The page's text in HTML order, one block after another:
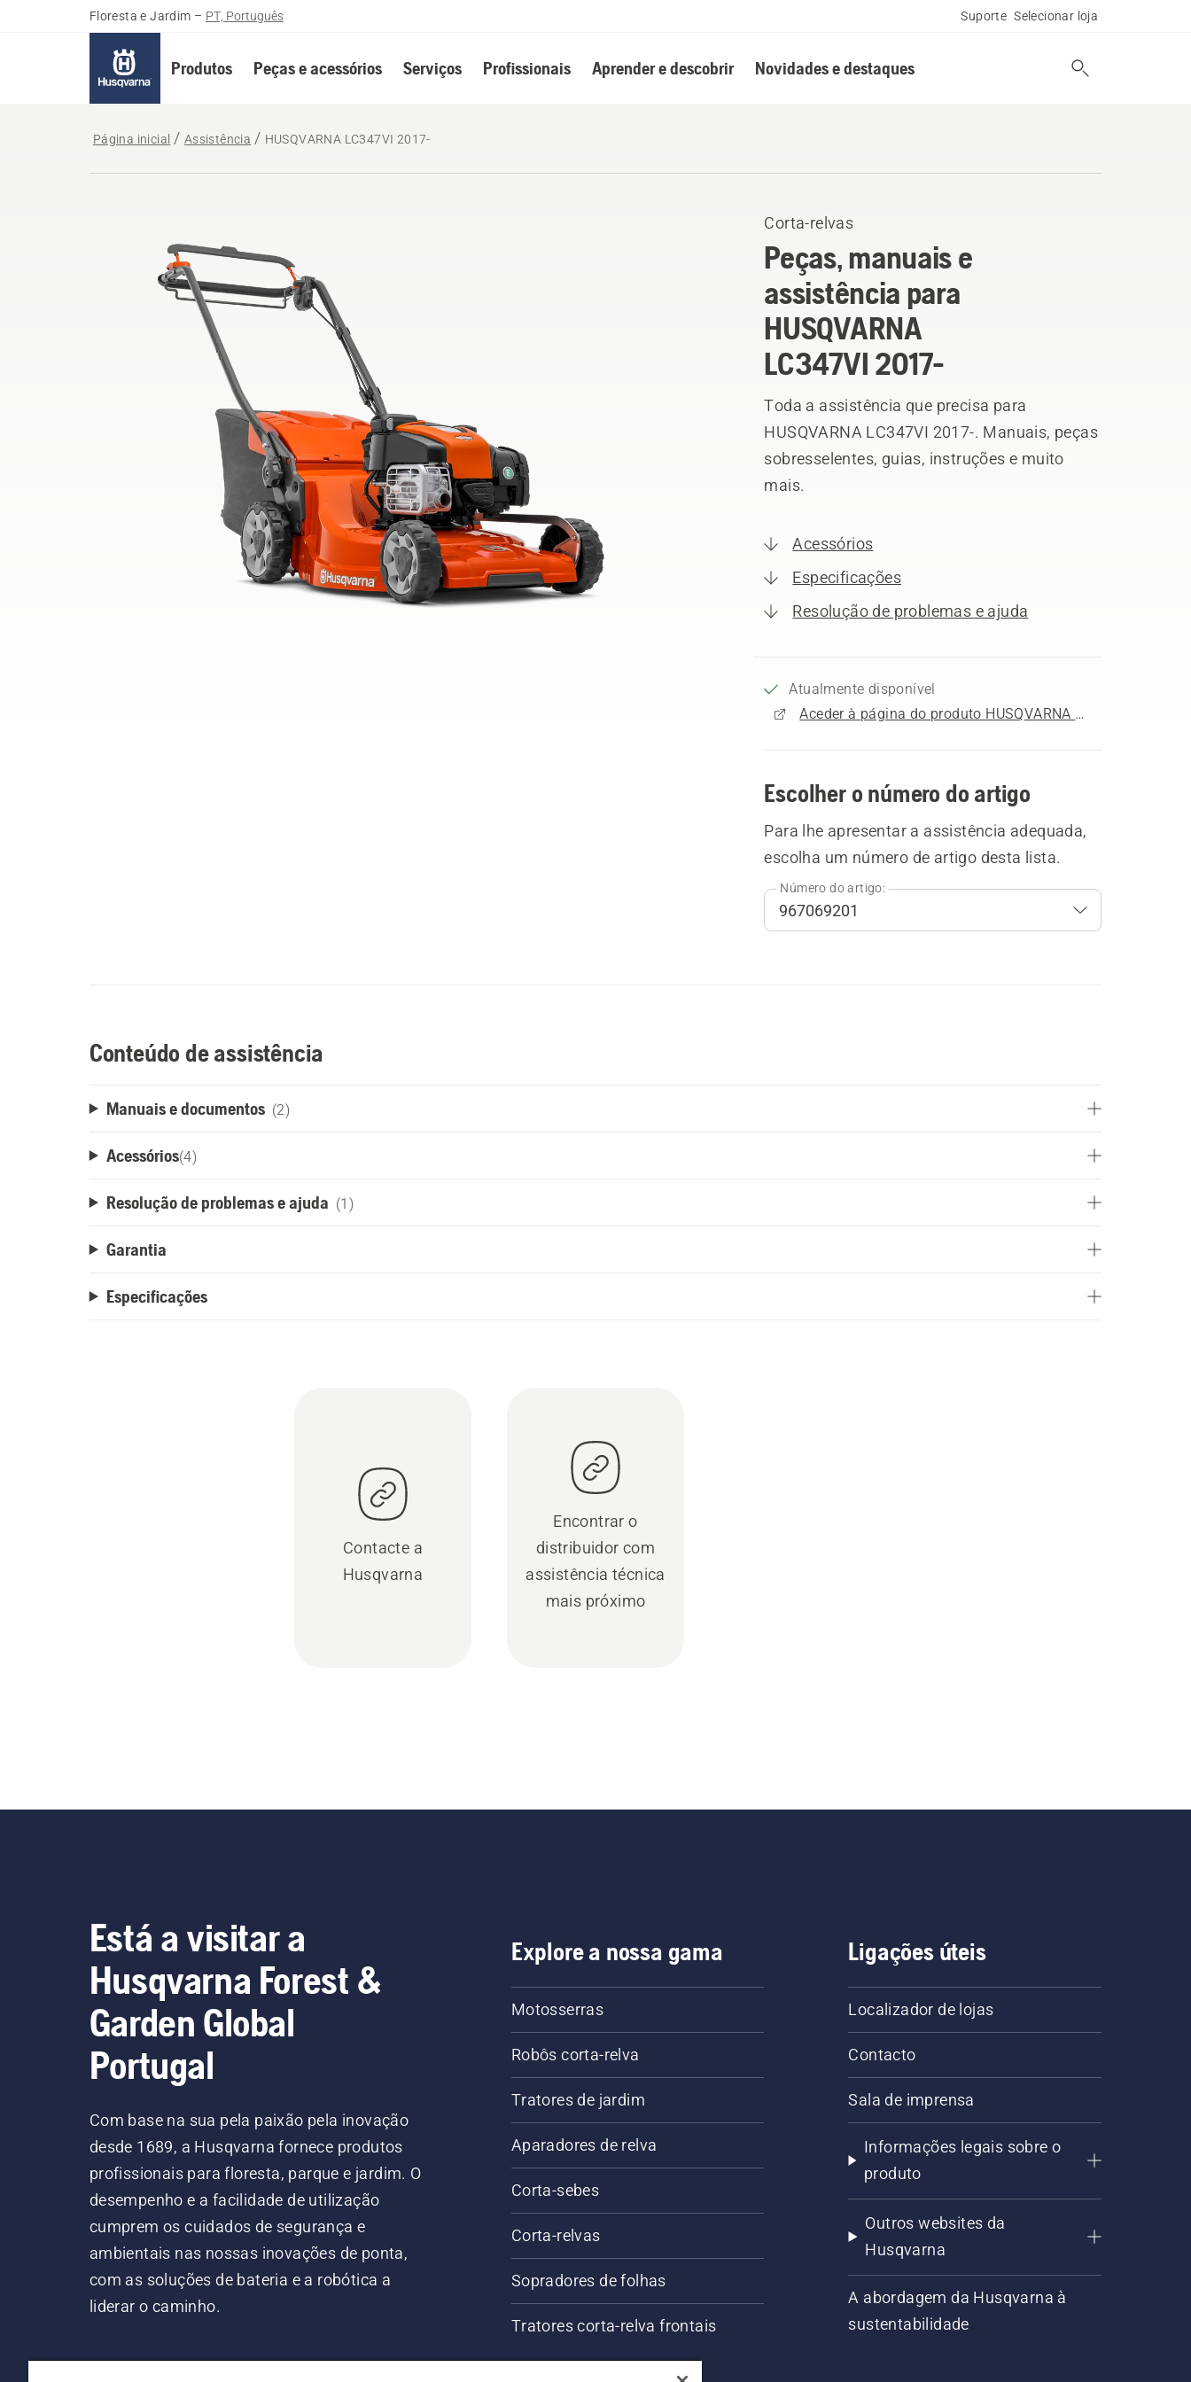
Floresta e Jardim – PT, Português Suporte Selecionar loja
Produtos Peças e acessórios Serviços Profissionais Aprender e descobrir Novidades e destaques
Página inicial Assistência HUSQVARNA LC347VI 2017-
Corta-relvas
Peças, manuais e
assistência para
HUSQVARNA
LC347VI 2017-
Toda a assistência que precisa para
HUSQVARNA LC347VI 2017-. Manuais, peças
sobresselentes, guias, instruções e muito
mais.
Acessórios
Especificações
Resolução de problemas e ajuda
Atualmente disponível
Aceder à página do produto HUSQVARNA LC347VI 2017-
Escolher o número do artigo
Para lhe apresentar a assistência adequada,
escolha um número de artigo desta lista.
Número do artigo:
Conteúdo de assistência
Manuais e documentos (2)
Acessórios(4)
Resolução de problemas e ajuda (1)
Garantia
Especificações
Contacte a
Husqvarna
Encontrar o
distribuidor com
assistência técnica
mais próximo
Está a visitar a
Husqvarna Forest &
Garden Global
Portugal
Com base na sua pela paixão pela inovação
desde 1689, a Husqvarna fornece produtos
profissionais para floresta, parque e jardim. O
desempenho e a facilidade de utilização
cumprem os cuidados de segurança e
ambientais nas nossas inovações de ponta,
com as soluções de bateria e a robótica a
liderar o caminho.
Explore a nossa gama
Motosserras
Robôs corta-relva
Tratores de jardim
Aparadores de relva
Corta-sebes
Corta-relvas
Sopradores de folhas
Tratores corta-relva frontais
Ligações úteis
Localizador de lojas
Contacto
Sala de imprensa
Informações legais sobre o
produto
Outros websites da
Husqvarna
A abordagem da Husqvarna à
sustentabilidade